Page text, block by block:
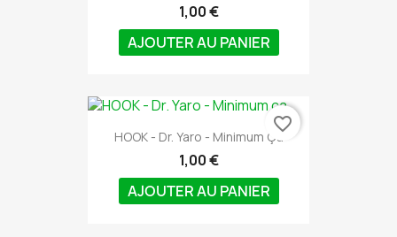
1,00 €
AJOUTER AU PANIER
HOOK - Dr. Yaro - Minimum Ça
1,00 €
AJOUTER AU PANIER
favorite_border